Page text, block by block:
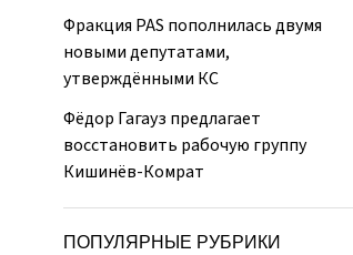
Фракция PAS пополнилась двумя
новыми депутатами,
утверждёнными КС
Фёдор Гагауз предлагает
восстановить рабочую группу
Кишинёв-Комрат
ПОПУЛЯРНЫЕ РУБРИКИ